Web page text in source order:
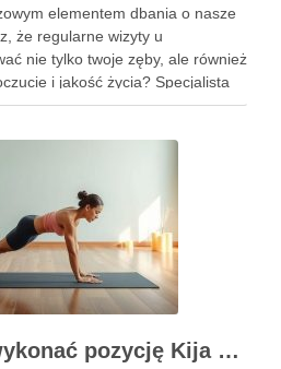
elementem dbania o nasze
że regularne wizyty u
nie tylko twoje zęby, ale również
i jakość życia? Specjalista
i profilaktyką chorób jamy ustnej,
Jak skutecznie wykonać pozycję Kija w jodze? Przewodnik krok po kroku